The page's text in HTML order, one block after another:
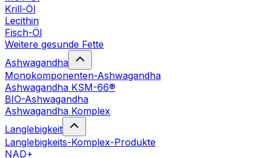
Krill-Öl
Lecithin
Fisch-Öl
Weitere gesunde Fette
Ashwagandha
Monokomponenten-Ashwagandha
Ashwagandha KSM-66®
BIO-Ashwagandha
Ashwagandha Komplex
Langlebigkeit
Langlebigkeits-Komplex-Produkte
NAD+